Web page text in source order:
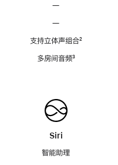
—
—
支持立体声组合脚
²
多房间音频脚
³
Siri
智能助理